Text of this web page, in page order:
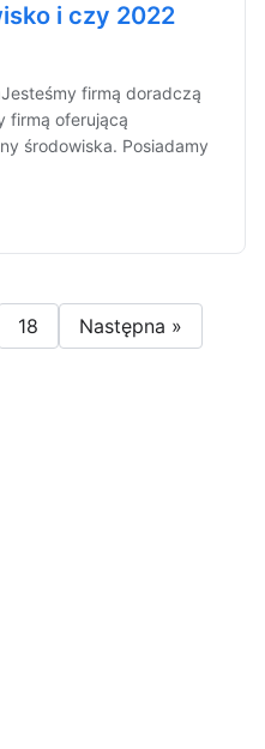
i czy 2022
firmą doradczą
firmą oferującą
środowiska. Posiadamy
18 Następna »